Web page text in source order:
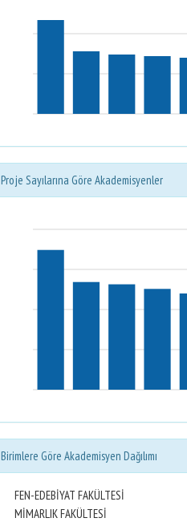
Proje Sayılarına Göre Akademisyenler
Birimlere Göre Akademisyen Dağılımı
FEN-EDEBİYAT FAKÜLTESİ
MİMARLIK FAKÜLTESİ